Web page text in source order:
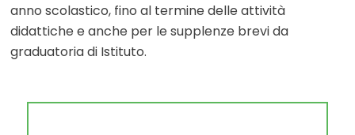
anno scolastico, fino al termine delle attività
didattiche e anche per le supplenze brevi da
graduatoria di Istituto.